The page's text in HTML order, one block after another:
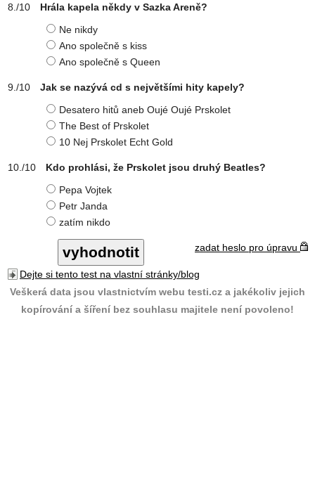
Hrála kapela někdy v Sazka Areně?
Ne nikdy
Ano společně s kiss
Ano společně s Queen
Jak se nazývá cd s největšími hity kapely?
Desatero hitů aneb Oujé Oujé Prskolet
The Best of Prskolet
10 Nej Prskolet Echt Gold
Kdo prohlási, že Prskolet jsou druhý Beatles?
Pepa Vojtek
Petr Janda
zatím nikdo
zadat heslo pro úpravu
Dejte si tento test na vlastní stránky/blog
Veškerá data jsou vlastnictvím webu testi.cz a jakékoliv jejich
kopírování a šíření bez souhlasu majitele není povoleno!